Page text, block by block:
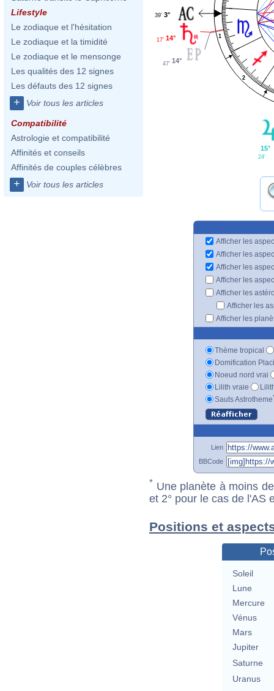
Lifestyle
Le zodiaque et l'hésitation
Le zodiaque et la timidité
Le zodiaque et le mensonge
Les qualités des 12 signes
Les défauts des 12 signes
+ Voir tous les articles
Compatibilité
Astrologie et compatibilité
Affinités et conseils
Affinités de couples célèbres
+ Voir tous les articles
1
2
3°
39'
14°
17'
14°
47'
15°
24'
Afficher les
Afficher les
Afficher les
Afficher les
Afficher les
Afficher les
Afficher les
Thème tropical
Domification
Noeud nord vrai
Lilith vraie
Sauts Astrotheme
Lien
BBCode
* Une planète à moins
et 2° pour le cas de l'AS
Positions et
Soleil
Lune
Mercure
Vénus
Mars
Jupiter
Saturne
Uranus